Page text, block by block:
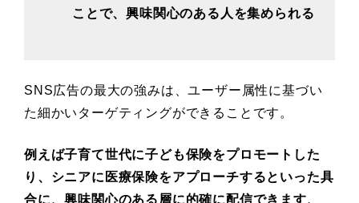
ことで、興味関心のある人を集められる
SNS広告の最大の強みは、ユーザー属性に基づい
た細かいターゲティングができることです。
例えば子育て世代に子ども保険をプロモートした
り、シニアに医療保険をアプローチするといった具
合に、興味関心のある層に的確に配信できます、